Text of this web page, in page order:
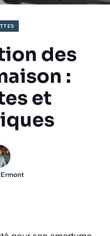
des
:
et
Ermont